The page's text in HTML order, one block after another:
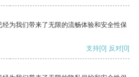
为我们带来了无限的流畅体验和安全性保
支持[0] 反对[0]